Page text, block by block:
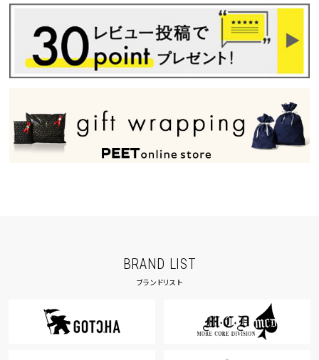
BRAND LIST
ブランドリスト